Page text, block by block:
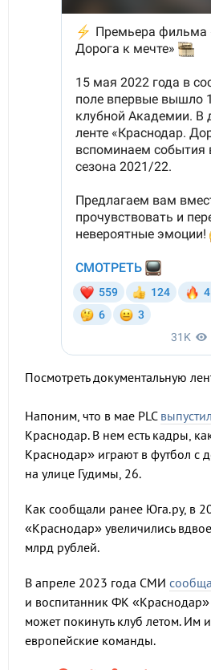
Посмотреть документальную
Напоним, что в мае PLC выпустил
Краснодар. В нем есть кадры,
Краснодар» играют в футбол с
на улице Гудимы, 26.
Как сообщали ранее Юга.ру, в
«Краснодар» увеличились
млрд рублей.
В апреле 2023 года СМИ
и воспитанник ФК
может покинуть клуб летом. Им
европейские команды.